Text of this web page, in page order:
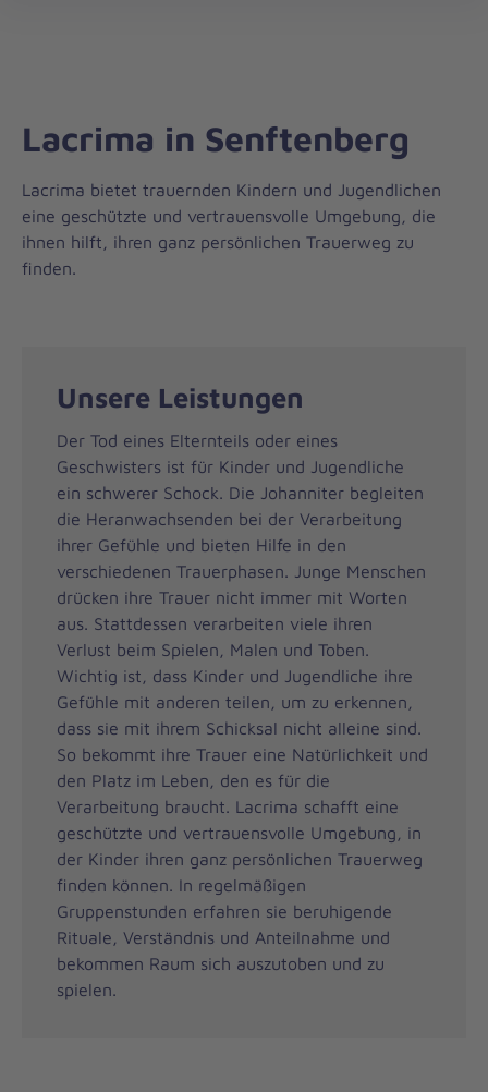
Lacrima in Senftenberg
Lacrima bietet trauernden Kindern und Jugendlichen
eine geschützte und vertrauensvolle Umgebung, die
ihnen hilft, ihren ganz persönlichen Trauerweg zu
finden.
Unsere Leistungen
Der Tod eines Elternteils oder eines
Geschwisters ist für Kinder und Jugendliche
ein schwerer Schock. Die Johanniter begleiten
die Heranwachsenden bei der Verarbeitung
ihrer Gefühle und bieten Hilfe in den
verschiedenen Trauerphasen. Junge Menschen
drücken ihre Trauer nicht immer mit Worten
aus. Stattdessen verarbeiten viele ihren
Verlust beim Spielen, Malen und Toben.
Wichtig ist, dass Kinder und Jugendliche ihre
Gefühle mit anderen teilen, um zu erkennen,
dass sie mit ihrem Schicksal nicht alleine sind.
So bekommt ihre Trauer eine Natürlichkeit und
den Platz im Leben, den es für die
Verarbeitung braucht. Lacrima schafft eine
geschützte und vertrauensvolle Umgebung, in
der Kinder ihren ganz persönlichen Trauerweg
finden können. In regelmäßigen
Gruppenstunden erfahren sie beruhigende
Rituale, Verständnis und Anteilnahme und
bekommen Raum sich auszutoben und zu
spielen.